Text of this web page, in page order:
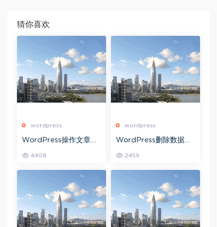
猜你喜欢
wordpress
WordPress操作文章类
4408
wordpress
WordPress删除数据中
2459